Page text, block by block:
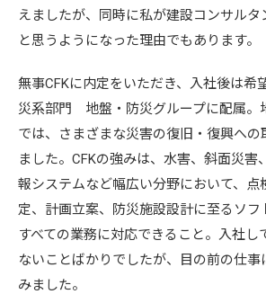
えましたが、同時に私が建設コンサルタ
と思うようになった理由でもあります。
無事CFKに内定をいただき、入社後は希
災系部門 地盤・防災グループに配属。
では、さまざまな災害の復旧・復興への
ました。CFKの強みは、水害、斜面災害
報システムなど幅広い分野において、点
定、計画立案、防災施設設計に至るソフ
すべての業務に対応できること。入社し
ないことばかりでしたが、目の前の仕事
みました。